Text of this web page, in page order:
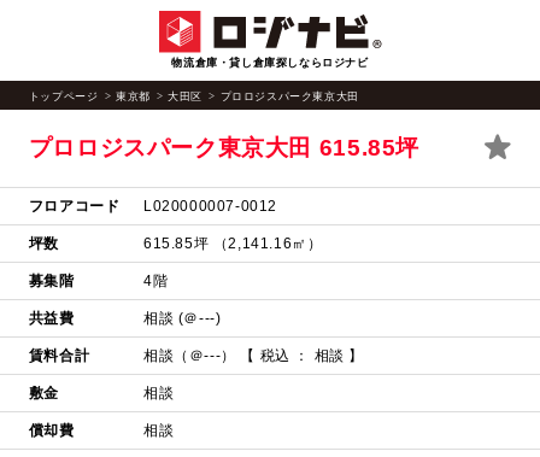
物流倉庫・貸し倉庫探しならロジナビ
トップページ 東京都 大田区 プロロジスパーク東京大田
プロロジスパーク東京大田 615.85坪
フロアコード L020000007-0012
坪数 615.85坪 （2,141.16㎡）
募集階 4階
共益費 相談 (＠---)
賃料合計 相談（＠---） 【 税込 ： 相談 】
敷金 相談
償却費 相談